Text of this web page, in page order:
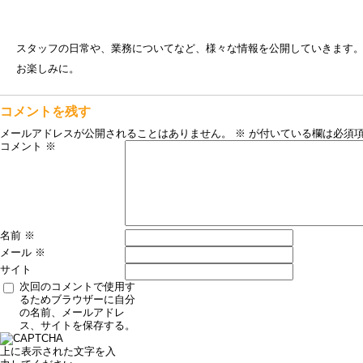
スタッフの日常や、業務についてなど、様々な情報を公開していきます。
お楽しみに。
コメントを残す
メールアドレスが公開されることはありません。 ※ が付いている欄は必須
コメント ※
名前 ※
メール ※
サイト
次回のコメントで使用す
るためブラウザーに自分
の名前、メールアドレ
ス、サイトを保存する。
上に表示された文字を入